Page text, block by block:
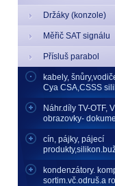
Držáky (konzole)
Měřič SAT signálu
Přísluš parabol
kabely,
Cya CSA,CSSS
Náhr.díly TV-OTF,
obrazovky-
cín, pájky, pájecí
kondenzátory.
sortim.vč.odruš.a